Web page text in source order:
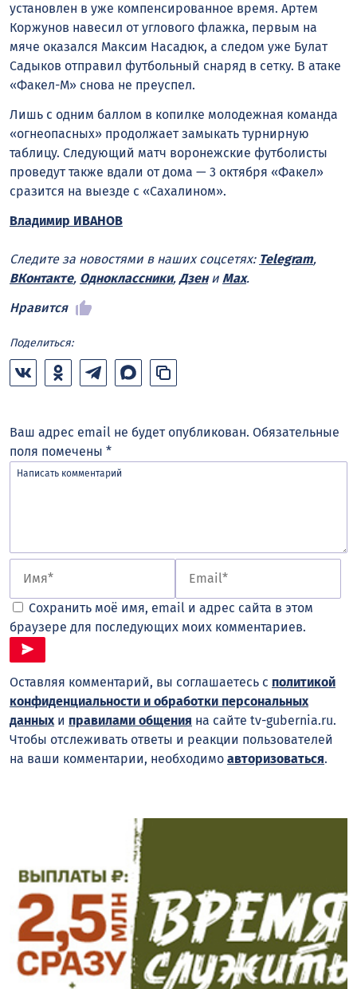
установлен в уже компенсированное время. Артем
Коржунов навесил от углового флажка, первым на
мяче оказался Максим Насадюк, а следом уже Булат
Садыков отправил футбольный снаряд в сетку. В атаке
«Факел-М» снова не преуспел.
Лишь с одним баллом в копилке молодежная команда
«огнеопасных» продолжает замыкать турнирную
таблицу. Следующий матч воронежские футболисты
проведут также вдали от дома — 3 октября «Факел»
сразится на выезде с «Сахалином».
Владимир ИВАНОВ
Следите за новостями в наших соцсетях: Telegram,
ВКонтакте, Одноклассники, Дзени Max.
Нравится
Поделиться:
Ваш адрес email не будет опубликован. Обязательные
поля помечены *
Сохранить моё имя, email и адрес сайта в этом
браузере для последующих моих комментариев.
Оставляя комментарий, вы соглашаетесь с политикой
конфиденциальности и обработки персональных
данных и правилами общения на сайте tv-gubernia.ru.
Чтобы отслеживать ответы и реакции пользователей
на ваши комментарии, необходимо авторизоваться.